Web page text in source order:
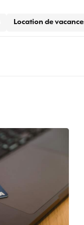
Location de